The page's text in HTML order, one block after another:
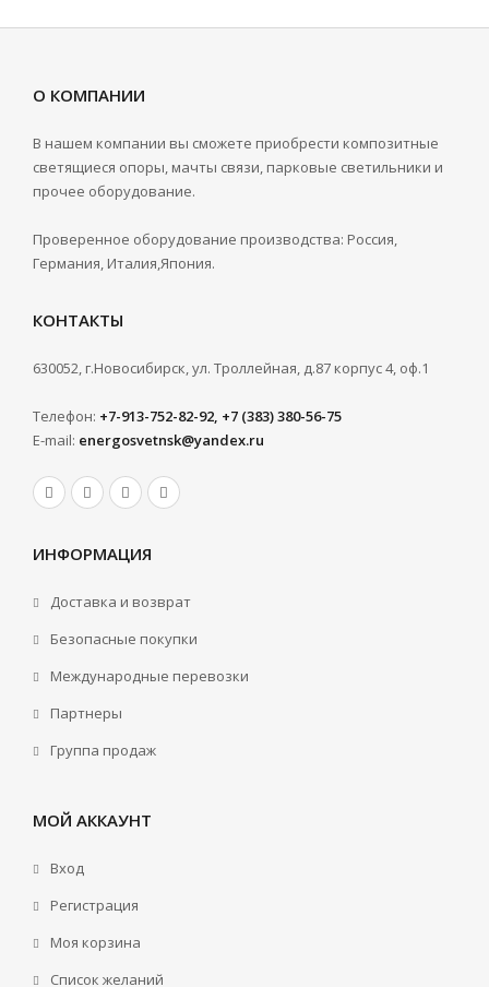
О КОМПАНИИ
В нашем компании вы сможете приобрести композитные
светящиеся опоры, мачты связи, парковые светильники и
прочее оборудование.
Проверенное оборудование производства: Россия,
Германия, Италия,Япония.
КОНТАКТЫ
630052, г.Новосибирск, ул. Троллейная, д.87 корпус 4, оф.1
Телефон: +7-913-752-82-92, +7 (383) 380-56-75
E-mail: energosvetnsk@yandex.ru
ИНФОРМАЦИЯ
Доставка и возврат
Безопасные покупки
Международные перевозки
Партнеры
Группа продаж
МОЙ АККАУНТ
Вход
Регистрация
Моя корзина
Cписок желаний